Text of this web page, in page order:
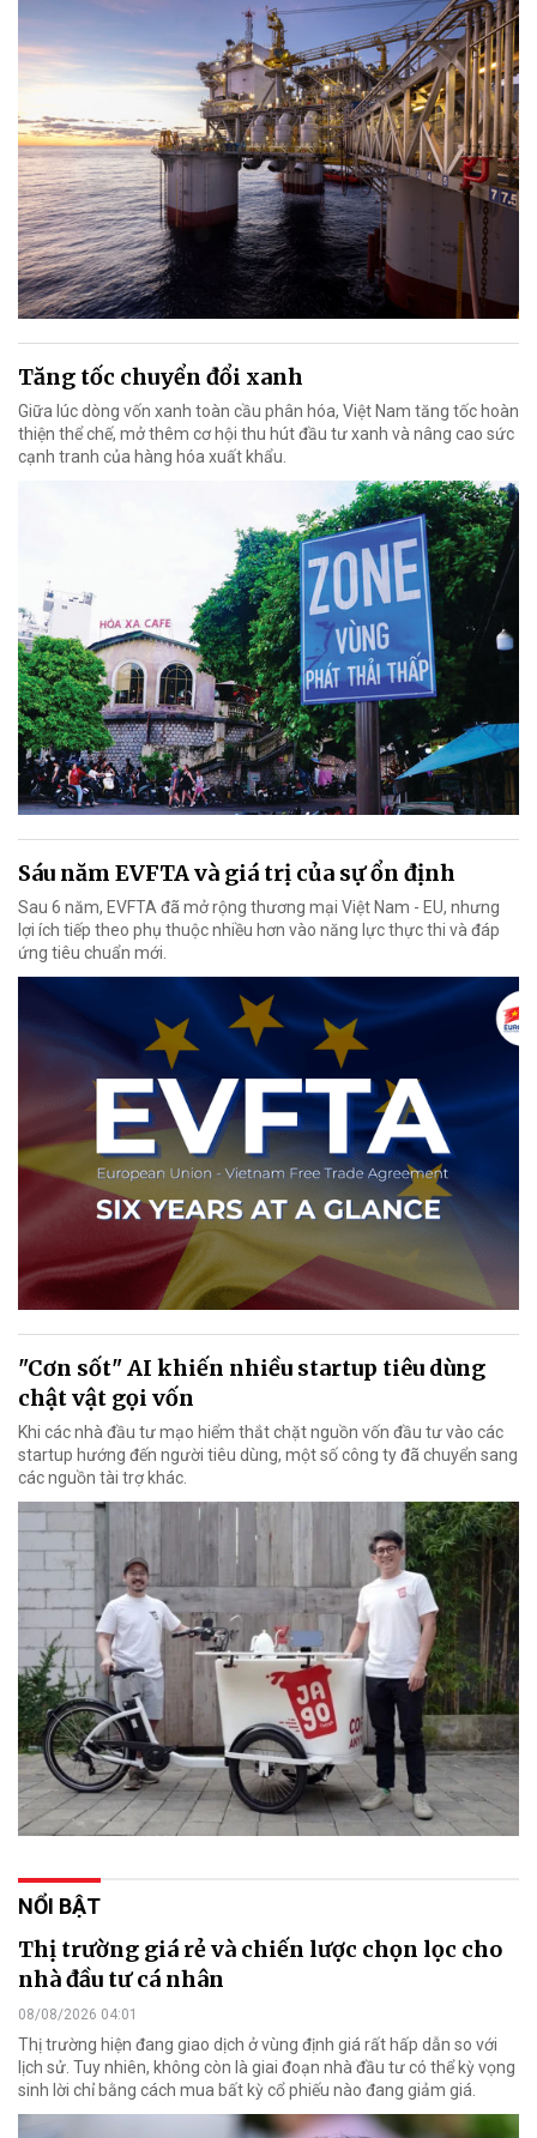
Tăng tốc chuyển đổi xanh
Giữa lúc dòng vốn xanh toàn cầu phân hóa, Việt Nam tăng tốc hoàn
thiện thể chế, mở thêm cơ hội thu hút đầu tư xanh và nâng cao sức
cạnh tranh của hàng hóa xuất khẩu.
Sáu năm EVFTA và giá trị của sự ổn định
Sau 6 năm, EVFTA đã mở rộng thương mại Việt Nam - EU, nhưng
lợi ích tiếp theo phụ thuộc nhiều hơn vào năng lực thực thi và đáp
ứng tiêu chuẩn mới.
"Cơn sốt" AI khiến nhiều startup tiêu dùng
chật vật gọi vốn
Khi các nhà đầu tư mạo hiểm thắt chặt nguồn vốn đầu tư vào các
startup hướng đến người tiêu dùng, một số công ty đã chuyển sang
các nguồn tài trợ khác.
NỔI BẬT
Thị trường giá rẻ và chiến lược chọn lọc cho
nhà đầu tư cá nhân
08/08/2026 04:01
Thị trường hiện đang giao dịch ở vùng định giá rất hấp dẫn so với
lịch sử. Tuy nhiên, không còn là giai đoạn nhà đầu tư có thể kỳ vọng
sinh lời chỉ bằng cách mua bất kỳ cổ phiếu nào đang giảm giá.